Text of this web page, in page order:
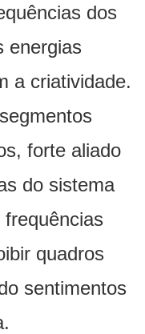
dos
energias
a criatividade.
forte aliado
do sistema
quadros
sentimentos